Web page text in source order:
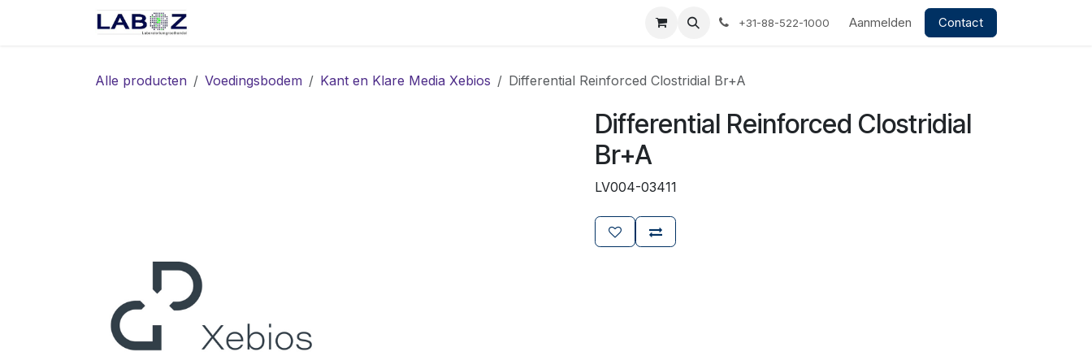
Klant worden +31-88-522-1000 Aanmelden Contact
Alle producten Voedingsbodem Kant en Klare Media Xebios Differential Reinforced Clostridial Br+A
Differential Reinforced Clostridial
Br+A
LV004-03411